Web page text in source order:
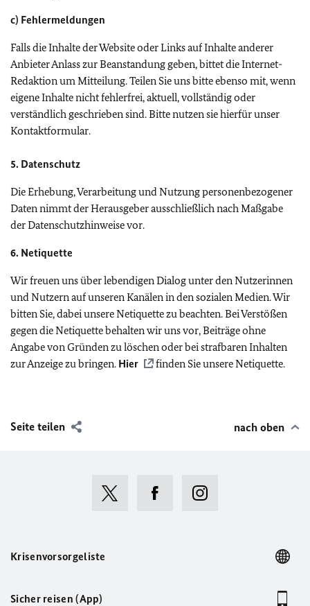
c) Fehlermeldungen
Falls die Inhalte der Website oder Links auf Inhalte anderer
Anbieter Anlass zur Beanstandung geben, bittet die Internet-
Redaktion um Mitteilung. Teilen Sie uns bitte ebenso mit, wenn
eigene Inhalte nicht fehlerfrei, aktuell, vollständig oder
verständlich geschrieben sind. Bitte nutzen sie hierfür unser
Kontaktformular.
5. Datenschutz
Die Erhebung, Verarbeitung und Nutzung personenbezogener
Daten nimmt der Herausgeber ausschließlich nach Maßgabe
der Datenschutzhinweise vor.
6. Netiquette
Wir freuen uns über lebendigen Dialog unter den Nutzerinnen
und Nutzern auf unseren Kanälen in den sozialen Medien. Wir
bitten Sie, dabei unsere Netiquette zu beachten. Bei Verstößen
gegen die Netiquette behalten wir uns vor, Beiträge ohne
Angabe von Gründen zu löschen oder bei strafbaren Inhalten
zur Anzeige zu bringen. Hier finden Sie unsere Netiquette.
Seite teilen nach oben
Krisenvorsorgeliste
Sicher reisen (App)